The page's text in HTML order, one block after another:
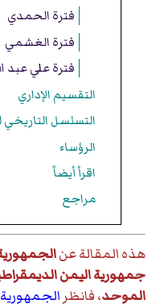
فترة الحمدي
فترة الغشمي
فترة علي عبد
التقسيم الإداري
التسلسل التاريخي
الرؤساء
اقرأ أيضاً
مراجع
هذه المقالة عن
جمهورية اليمن
الموحد، فانظرالجمهورية